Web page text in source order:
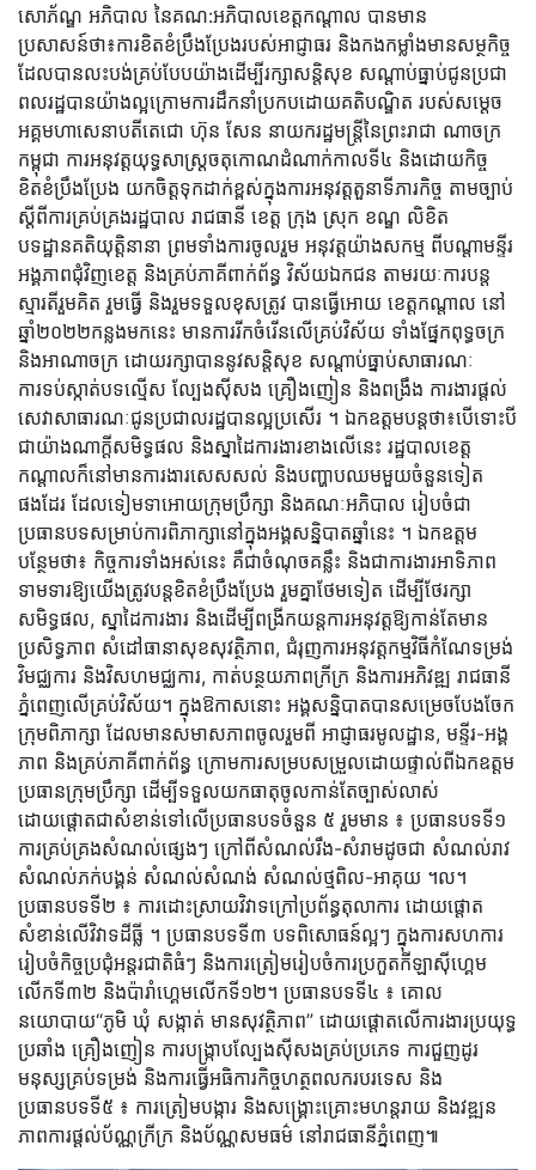
សោភ័ណ្ឌ អភិបាល នៃគណ:អភិបាលខេត្តកណ្ដាល បានមាន
ប្រសាសន៍ថា៖ការខិតខំប្រឹងប្រែងរបស់អាជ្ញាធរ និងកងកម្លាំងមានសម្ថកិច្ច
ដែលបានលះបង់គ្រប់បែបយ៉ាងដើម្បីរក្សាសន្តិសុខ ​សណ្តាប់ធ្នាប់ជូនប្រជា
ពលរដ្ឋបានយ៉ាងល្អក្រោមការដឹកនាំប្រកបដោយគតិបណ្ឌិត​ របស់សម្តេច
អគ្គមហាសេនាបតីតេជោ ហ៊ុន សែន នាយករដ្ឋមន្ត្រីនៃព្រះរាជា ណាចក្រ
កម្ពុជា ការអនុវត្តយុទ្ធសាស្ត្រចតុកោណដំណាក់កាលទី៤ និងដោយកិច្ច
ខិតខំប្រឹងប្រែង យកចិត្តទុកដាក់ខ្ពស់ក្នុងការអនុវត្តតួនាទីភារកិច្ច តាមច្បាប់
ស្តីពីការគ្រប់គ្រងរដ្ឋបាល រាជធានី ខេត្ត ក្រុង ស្រុក ខណ្ឌ លិខិត
បទដ្ឋានគតិយុត្តិនានា ព្រមទាំងការចូលរួម អនុវត្តយ៉ាងសកម្ម ពីបណ្តាមន្ទីរ
អង្គភាពជុំវិញខេត្ត និងគ្រប់ភាគីពាក់ព័ន្ធ វិស័យឯកជន តាមរយៈការបន្ត
ស្មារតីរួមគិត រួមធ្វើ និងរួមទទួលខុសត្រូវ បានធ្វើអោយ ខេត្តកណ្តាល នៅ
ឆ្នាំ២០២២កន្លងមកនេះ មានការរីកចំរើនលើគ្រប់វិស័យ ទាំងផ្នែកពុទ្ធចក្រ
និងអាណាចក្រ ដោយរក្សាបាននូវសន្តិសុខ សណ្តាប់ធ្នាប់សាធារណៈ
ការទប់ស្កាត់បទល្មើស ល្បែងសុីសង គ្រឿងញៀន និងពង្រឹង ការងារផ្តល់
សេវាសាធារណៈជូនប្រជាលរដ្ឋបានល្អប្រសើរ ។ ឯកឧត្តមបន្តថា៖បើទោះបី
ជាយ៉ាងណាក្តីសមិទ្ធផល និងស្នាដៃការងារខាងលើនេះ រដ្ឋបាលខេត្ត
កណ្តាលក៏នៅមានការងារសេសសល់ និងបញ្ហាបឈមមួយចំនួនទៀត
ផងដែរ ដែលទៀមទាអោយក្រុមប្រឹក្សា និងគណៈអភិបាល រៀបចំជា
ប្រធានបទសម្រាប់ការពិភាក្សានៅក្នុងអង្គសន្និបាតឆ្នាំនេះ ។ ឯកឧត្ដម
បន្ថែមថា៖ កិច្ចការទាំងអស់នេះ គឺជាចំណុចគន្លឹះ និងជាការងារអាទិភាព
ទាមទារឱ្យយើងត្រូវបន្តខិតខំប្រឹងប្រែង រួមគ្នាថែមទៀត ដើម្បីថែរក្សា
សមិទ្ធផល, ស្នាដៃការងារ និងដើម្បីពង្រីកយន្តការអនុវត្តឱ្យកាន់តែមាន
ប្រសិទ្ធភាព សំដៅធានាសុខសុវត្ថិភាព, ជំរុញការអនុវត្តកម្មវិធីកំណែទម្រង់
វិមជ្ឈការ និងវិសហមជ្ឈការ, កាត់បន្ថយភាពក្រីក្រ និងការអភិវឌ្ឍ រាជធានី
ភ្នំពេញលើគ្រប់វិស័យ។ ក្នុងឱកាសនោះ អង្គសន្និបាតបានសម្រេចបែងចែក
ក្រុមពិភាក្សា ដែលមានសមាសភាពចូលរួមពី អាជ្ញាធរមូលដ្ឋាន, មន្ទីរ-អង្គ
ភាព និងគ្រប់ភាគីពាក់ព័ន្ធ ក្រោមការសម្របសម្រួលដោយផ្ទាល់ពីឯកឧត្តម
ប្រធានក្រុមប្រឹក្សា ដើម្បីទទួលយកធាតុចូលកាន់តែច្បាស់លាស់
ដោយផ្តោតជាសំខាន់ទៅលើប្រធានបទចំនួន ៥ រួមមាន ៖ ប្រធានបទទី១
ការគ្រប់គ្រងសំណល់ផ្សេងៗ ក្រៅពីសំណល់រឹង-សំរាមដូចជា សំណល់រាវ
សំណល់ភក់បង្គន់ សំណល់សំណង់ សំណល់ថ្មពិល-អាគុយ ។ល។
ប្រធានបទទី២ ៖ ការដោះស្រាយវិវាទក្រៅប្រព័ន្ធតុលាការ ដោយផ្តោត
សំខាន់លើវិវាទដីធ្លី ។ ប្រធានបទទី៣ បទពិសោធន៍ល្អៗ ក្នុងការសហការ
រៀបចំកិច្ចប្រជុំអន្តរជាតិធំៗ និងការត្រៀមរៀបចំការប្រកួតកីឡាស៊ីហ្គេម
លើកទី៣២ និងប៉ារាំហ្គេមលើកទី១២។ ប្រធានបទទី៤ ៖ គោល
នយោបាយ“ភូមិ ឃុំ សង្កាត់ មានសុវត្ថិភាព” ដោយផ្តោតលើការងារប្រយុទ្ធ
ប្រឆាំង គ្រឿងញៀន ការបង្ក្រាបល្បែងស៊ីសងគ្រប់ប្រភេទ ការជួញដូរ
មនុស្សគ្រប់ទម្រង់ និងការធ្វើអធិការកិច្ចហត្ថពលករបរទេស និង
ប្រធានបទទី៥ ៖ ការត្រៀមបង្ការ និងសង្គ្រោះគ្រោះមហន្តរាយ និងវឌ្ឍន
ភាពការផ្ដល់ប័ណ្ណក្រីក្រ និងប័ណ្ណសមធម៌ នៅរាជធានីភ្នំពេញ៕